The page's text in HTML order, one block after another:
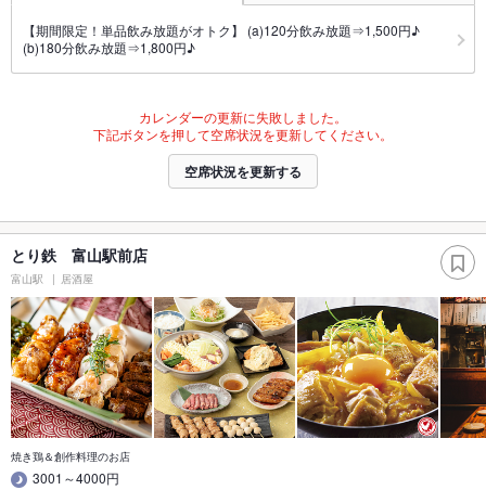
【期間限定！単品飲み放題がオトク】 (a)120分飲み放題⇒1,500円♪
(b)180分飲み放題⇒1,800円♪
カレンダーの更新に失敗しました。
下記ボタンを押して空席状況を更新してください。
空席状況を更新する
とり鉄 富山駅前店
富山駅 居酒屋
焼き鶏＆創作料理のお店
3001～4000円